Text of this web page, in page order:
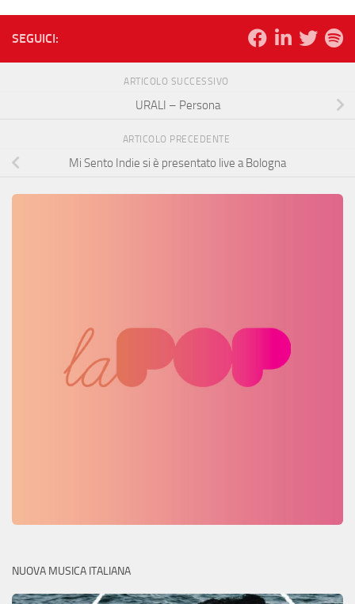
SEGUICI:
ARTICOLO SUCCESSIVO
URALI – Persona
ARTICOLO PRECEDENTE
Mi Sento Indie si è presentato live a Bologna
NUOVA MUSICA ITALIANA